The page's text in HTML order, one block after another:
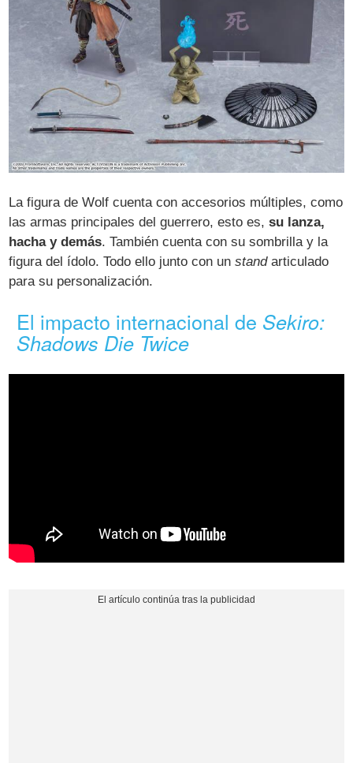
La figura de Wolf cuenta con accesorios múltiples, como
las armas principales del guerrero, esto es,su lanza,
hacha y demás. También cuenta con su sombrilla y la
figura del ídolo. Todo ello junto con unstandarticulado
para su personalización.
El impacto internacional de Sekiro:
Shadows Die Twice